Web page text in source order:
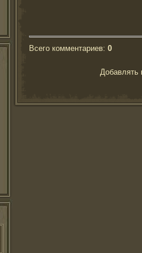
Всего комментариев: 0
Добавлять